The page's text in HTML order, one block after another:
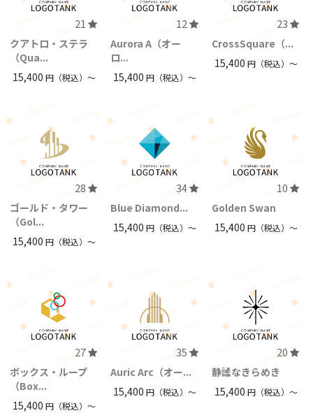
21
クアトロ・ステラ
（Qua...
15,400 円（税込）〜
12
Aurora A（オー
ロ...
15,400円（税込）〜
23
CrossSquare（...
15,400 円（税込）〜
28
ゴールド・タワー
（Gol...
15,400 円（税込）〜
34
Blue Diamond...
15,400円（税込）〜
10
Golden Swan
15,400 円（税込）〜
27
ボックス・ループ
（Box...
15,400 円（税込）〜
35
Auric Arc（オー...
15,400円（税込）〜
20
静謐なきらめき
15,400 円（税込）〜